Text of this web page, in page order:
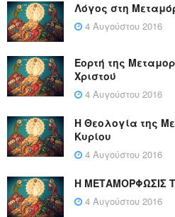
Λόγος στη
4 Αυγούστου 2016
Εορτή της
Χριστού
4 Αυγούστου 2016
Η Θεολογία της
Κυρίου
4 Αυγούστου 2016
Η ΜΕΤΑΜΟΡΦΩΣΙΣ
4 Αυγούστου 2016